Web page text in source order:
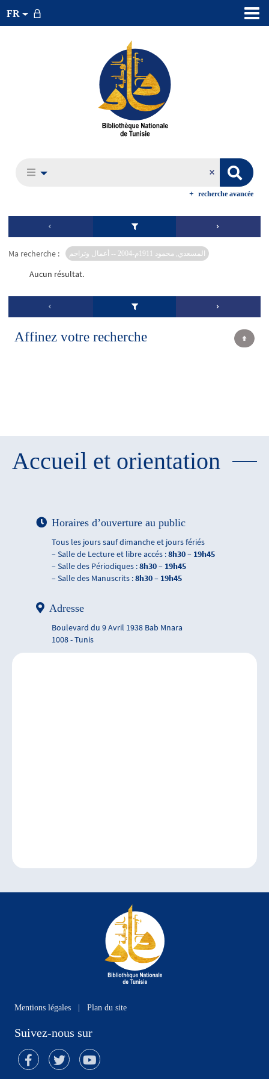
FR
recherche avancée
Ma recherche : المسعدي, محمود 1911م-2004 -- أعمال وتراجم
Aucun résultat.
Affinez votre recherche
Accueil et orientation
Horaires d’ouverture au public
Tous les jours sauf dimanche et jours fériés
– Salle de Lecture et libre accés :8h30 – 19h45
– Salle des Périodiques :8h30 – 19h45
– Salle des Manuscrits :8h30 – 19h45
Adresse
Boulevard du 9 Avril 1938 Bab Mnara
1008 - Tunis
Mentions légales Plan du site
Suivez-nous sur